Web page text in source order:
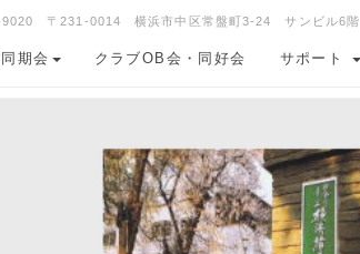
9020 〒231-0014 横浜市中区常盤町3-24 サンビル6階
期会 クラブOB会・同好会 サポート